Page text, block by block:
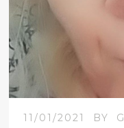
11/01/2021 BY